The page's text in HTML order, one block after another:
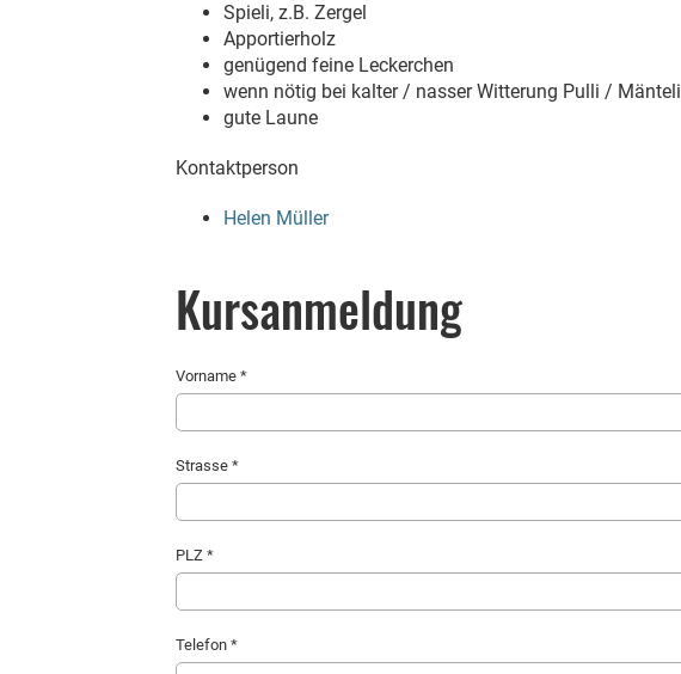
Spieli, z.B. Zergel
Apportierholz
genügend feine Leckerchen
wenn nötig bei kalter / nasser Witterung Pulli / Mänteli
gute Laune
Kontaktperson
Helen Müller
Kursanmeldung
Vorname *
Strasse *
PLZ *
Telefon *